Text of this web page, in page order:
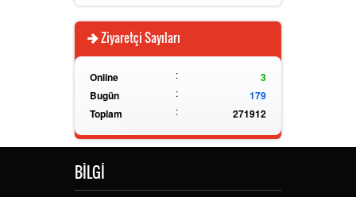
Ziyaretçi Sayıları
Online :
3
Bugün
:
179
Toplam
: 271912
BİLGİ